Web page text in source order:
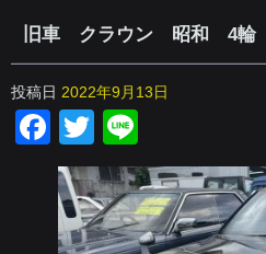
旧車 クラウン 昭和 4輪
投稿日 2022年9月13日
Facebook
Twitter